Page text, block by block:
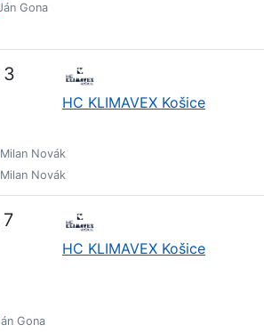
Gona
3
HC KLIMAVEX Košice
Milan Novák
Milan Novák
7
HC KLIMAVEX Košice
Gona